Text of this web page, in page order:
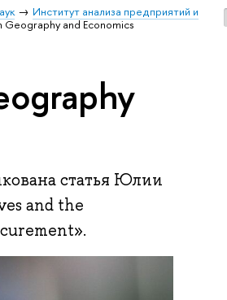
Институт анализа предприятий и
Geography and Economics
статья Юлии
and the